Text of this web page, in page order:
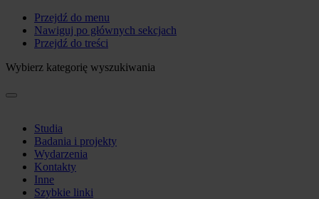
Przejdź do menu
Nawiguj po głównych sekcjach
Przejdź do treści
Wybierz kategorię wyszukiwania
Studia
Badania i projekty
Wydarzenia
Kontakty
Inne
Szybkie linki